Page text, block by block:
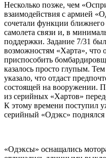
Несколько позже, чем
взаимодействия с армией
сочетали функции ближнего
самолета связи и, в
поддержки. Задание 7/31
возможностям «Харта», что
приспособить
казалось просто глупым.
указало, что отдаст
состоящей на вооружении.
из серийных «Хартов»
К этому времени поступил
серийный «Одэкс» поднялся
«Одэксы» оснащались